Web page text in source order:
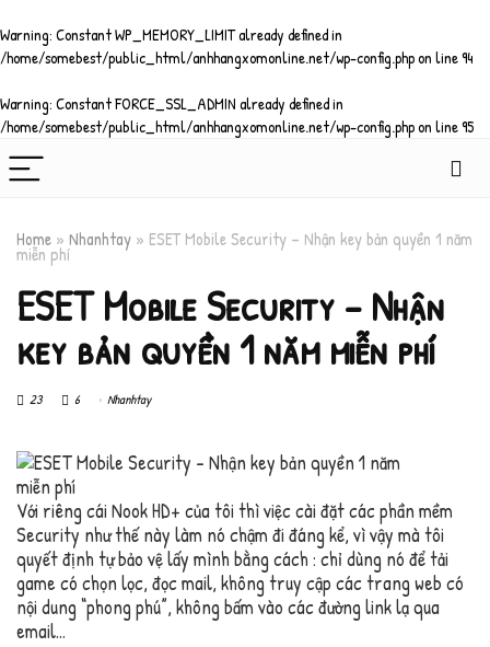
Warning: Constant WP_MEMORY_LIMIT already defined in
/home/somebest/public_html/anhhangxomonline.net/wp-config.phpon line94
Warning: Constant FORCE_SSL_ADMIN already defined in
/home/somebest/public_html/anhhangxomonline.net/wp-config.phpon line95
Home » Nhanhtay » ESET Mobile Security – Nhận key bản quyền 1 năm
miễn phí
ESET Mobile Security – Nhận
key bản quyền 1 năm miễn phí
23 6 Nhanhtay
Với riêng cái Nook HD+ của tôi thì việc cài đặt các phần mềm
Security như thế này làm nó chậm đi đáng kể, vì vậy mà tôi
quyết định tự bảo vệ lấy mình bằng cách : chỉ dùng nó để tải
game có chọn lọc, đọc mail, không truy cập các trang web có
nội dung “phong phú”, không bấm vào các đường link lạ qua
email…